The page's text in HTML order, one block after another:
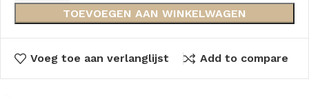
TOEVOEGEN AAN WINKELWAGEN
Voeg toe aan verlanglijst Add to compare